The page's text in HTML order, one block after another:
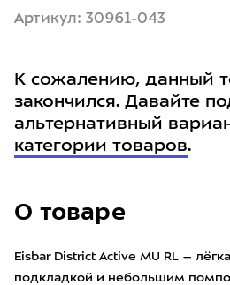
О товаре
Eisbar District Active MU RL –
подкладкой и небольшим
Артикул: 30961-043
К сожалению, данный
закончился. Давайте
альтернативный
категории товаров.